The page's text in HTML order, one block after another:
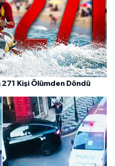
Kişi Ölümden Döndü